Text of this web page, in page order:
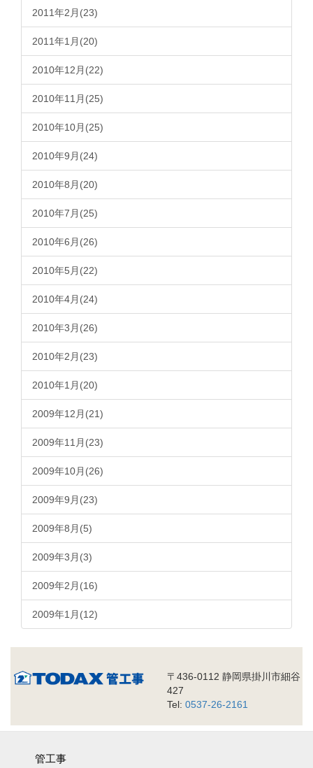
2011年2月(23)
2011年1月(20)
2010年12月(22)
2010年11月(25)
2010年10月(25)
2010年9月(24)
2010年8月(20)
2010年7月(25)
2010年6月(26)
2010年5月(22)
2010年4月(24)
2010年3月(26)
2010年2月(23)
2010年1月(20)
2009年12月(21)
2009年11月(23)
2009年10月(26)
2009年9月(23)
2009年8月(5)
2009年3月(3)
2009年2月(16)
2009年1月(12)
〒436-0112 静岡県掛川市細谷
427
Tel: 0537-26-2161
管工事